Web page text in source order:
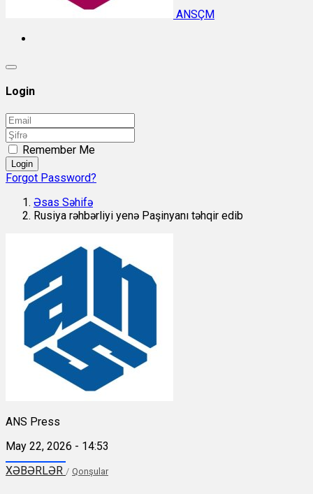
ANSÇM
Login
Remember Me
Login
Forgot Password?
Əsas Səhifə
Rusiya rəhbərliyi yenə Paşinyanı təhqir edib
ANS Press
May 22, 2026 - 14:53
XƏBƏRLƏR / Qonşular